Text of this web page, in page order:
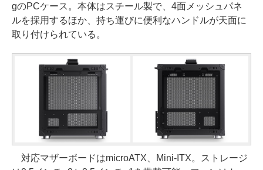
gのPCケース。本体はスチール製で、4面メッシュパネ
ルを採用するほか、持ち運びに便利なハンドルが天面に
取り付けられている。
対応マザーボードはmicroATX、Mini-ITX。ストレージ